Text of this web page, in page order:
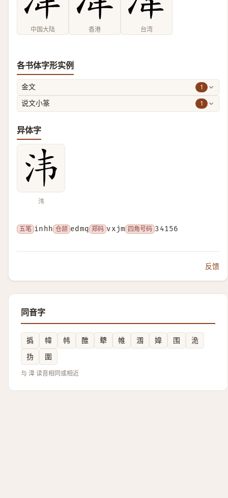
中国大陆 香港 台湾
各书体字形实例
金文 1
说文小篆 1
异体字
𣲗
五笔 inhh 仓颉 edmq 郑码 vxjm 四角号码 34156
反馈
同音字
撝 幃 帏 醀 犩 帷 涠 媁 围
洈
㧑
圍
与 湋 读音相同或相近